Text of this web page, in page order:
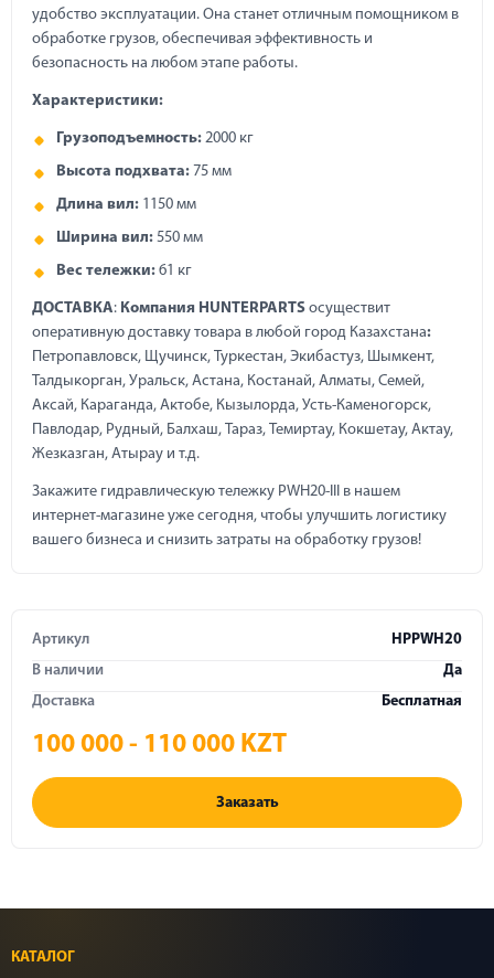
удобство эксплуатации. Она станет отличным помощником в
обработке грузов, обеспечивая эффективность и
безопасность на любом этапе работы.
Характеристики:
Грузоподъемность: 2000 кг
Высота подхвата: 75 мм
Длина вил: 1150 мм
Ширина вил: 550 мм
Вес тележки: 61 кг
ДОСТАВКА: Компания HUNTERPARTS осуществит
оперативную доставку товара в любой город Казахстана:
Петропавловск, Щучинск, Туркестан, Экибастуз, Шымкент,
Талдыкорган, Уральск, Астана, Костанай, Алматы, Семей,
Аксай, Караганда, Актобе, Кызылорда, Усть-Каменогорск,
Павлодар, Рудный, Балхаш, Тараз, Темиртау, Кокшетау, Актау,
Жезказган, Атырау и т.д.
Закажите гидравлическую тележку PWH20-III в нашем
интернет-магазине уже сегодня, чтобы улучшить логистику
вашего бизнеса и снизить затраты на обработку грузов!
Артикул
HPPWH20
В наличии
Да
Доставка
Бесплатная
100 000 - 110 000 KZT
Заказать
КАТАЛОГ